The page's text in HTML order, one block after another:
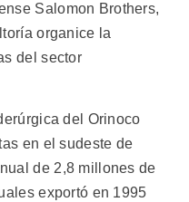
Salomon Brothers,
organice la
del sector
del Orinoco
en el sudeste de
de 2,8 millones de
exportó en 1995